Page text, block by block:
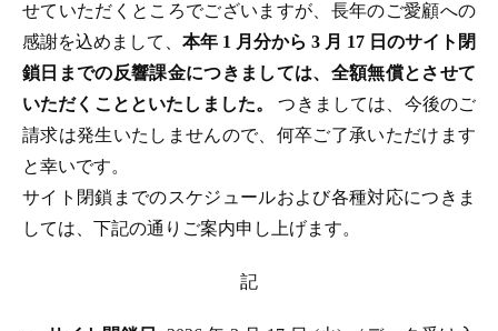
せていただくところでございますが、長年のご愛顧への
感謝を込めまして、 本年 1 月分から 3 月 17 日のサイト閉
鎖日までの反響課金につきましては、全額無償とさせて
いただくことといたしました。つきましては、今後のご
請求は発生いたしませんので、何卒ご了承いただけます
と幸いです。
サイト閉鎖までのスケジュールおよび各種対応につきま
しては、下記の通りご案内申し上げます。
記